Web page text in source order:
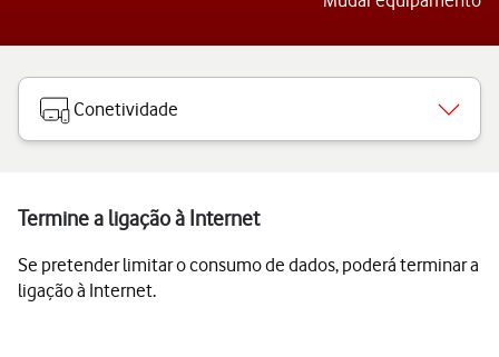
Conetividade
Termine a ligação à Internet
Se pretender limitar o consumo de dados, poderá terminar a
ligação à Internet.